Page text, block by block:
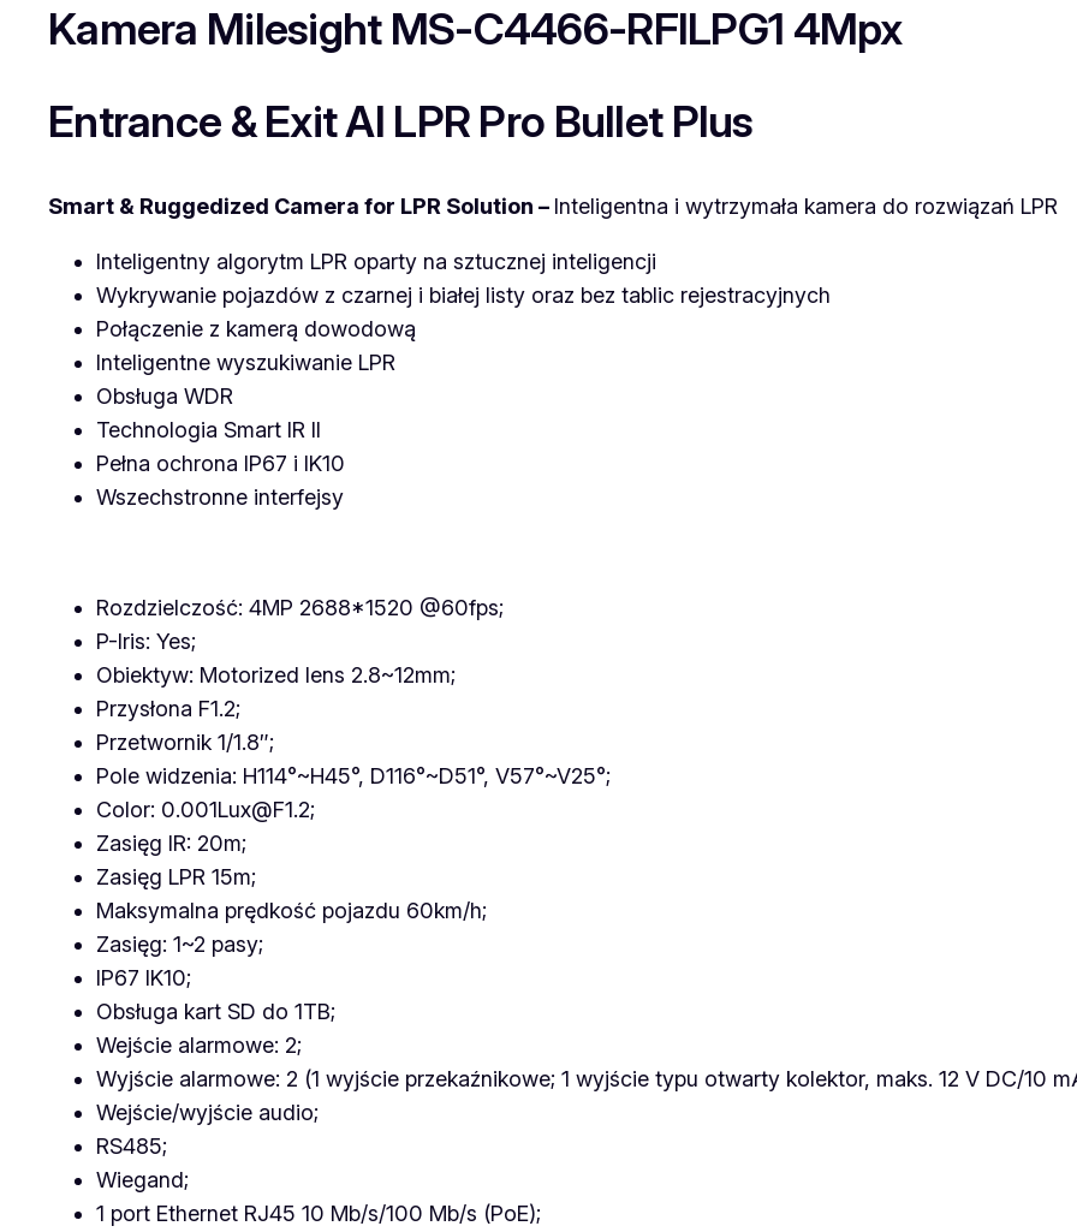
Kamera Milesight MS-C4466-RFILPG1 4Mpx
Entrance & Exit AI LPR Pro Bullet Plus
Smart & Ruggedized Camera for LPR Solution – Inteligentna i wytrzymała kamera do rozwiązań LPR
Inteligentny algorytm LPR oparty na sztucznej inteligencji
Wykrywanie pojazdów z czarnej i białej listy oraz bez tablic rejestracyjnych
Połączenie z kamerą dowodową
Inteligentne wyszukiwanie LPR
Obsługa WDR
Technologia Smart IR II
Pełna ochrona IP67 i IK10
Wszechstronne interfejsy
Rozdzielczość: 4MP 2688*1520 @60fps;
P-Iris: Yes;
Obiektyw: Motorized lens 2.8~12mm;
Przysłona F1.2;
Przetwornik 1/1.8″;
Pole widzenia: H114°~H45°, D116°~D51°, V57°~V25°;
Color: 0.001Lux@F1.2;
Zasięg IR: 20m;
Zasięg LPR 15m;
Maksymalna prędkość pojazdu 60km/h;
Zasięg: 1~2 pasy;
IP67 IK10;
Obsługa kart SD do 1TB;
Wejście alarmowe: 2;
Wyjście alarmowe: 2 (1 wyjście przekaźnikowe; 1 wyjście typu otwarty kolektor, maks. 12 V DC/10
Wejście/wyjście audio;
RS485;
Wiegand;
1 port Ethernet RJ45 10 Mb/s/100 Mb/s (PoE);